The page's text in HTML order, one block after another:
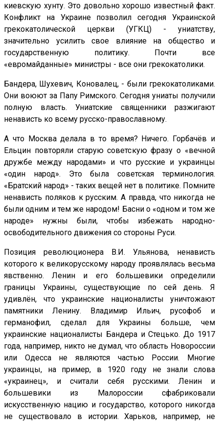
киевскую хунту. Это довольно хорошо известный факт.
Конфликт на Украине позволил сегодня Украинской
грекокатолической церкви (УГКЦ) - униатству,
значительно усилить свое влияние на общество и
государственную политику. Почти все
«евромайданные» министры - все они грекокатолики.
Бандера, Шухевич, Коновалец, - были грекокатоликами.
Они воюют за Папу Римского. Сегодня униаты получили
полную власть. Униатские священники разжигают
ненависть ко всему русско-православному.
А что Москва делала в то время? Ничего. Горбачёв и
Ельцин повторяли старую советскую фразу о «вечной
дружбе между народами» и что русские и украинцы
«один народ». Это была советская терминология.
«Братский народ» - таких вещей нет в политике. Помните
ненависть поляков к русским. А правда, что никогда не
были одним и тем же народом! Басни о «одном и том же
народе» нужны были, чтобы избежать народно-
освободительного движения со стороны Руси.
Позиция революционера В.И. Ульянова, ненависть
которого к великорусскому народу проявлялась весьма
явственно. Ленин и его большевики определили
границы Украины, существующие по сей день. Я
удивлён, что украинские националисты уничтожают
памятники Ленину. Владимир Ильич, русофоб и
германофил, сделал для Украины больше, чем
украинские националисты Бандера и Стецько. До 1917
года, например, никто не думал, что область Новороссии
или Одесса не являются частью России. Многие
украинцы, на пример, в 1920 году не знали слова
«украинец», и считали себя русскими. Ленин и
большевики из Малороссии сфабриковали
искусственную нацию и государство, которого никогда
не существовало в истории. Харьков, например, не